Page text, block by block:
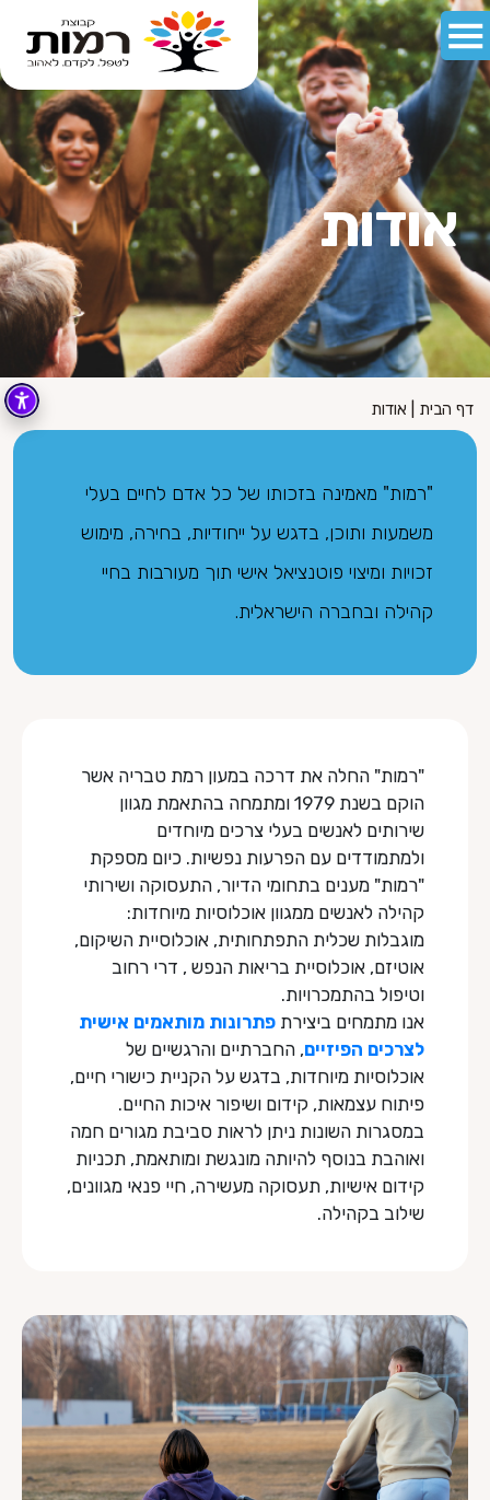
אודות
דף הבית אודות
"רמות" מאמינה בזכותו של כל אדם לחיים בעלי
משמעות ותוכן, בדגש על ייחודיות, בחירה, מימוש
זכויות ומיצוי פוטנציאל אישי תוך מעורבות בחיי
קהילה ובחברה הישראלית.
"רמות" החלה את דרכה במעון רמת טבריה אשר
הוקם בשנת 1979 ומתמחה בהתאמת מגוון
שירותים לאנשים בעלי צרכים מיוחדים
ולמתמודדים עם הפרעות נפשיות. כיום מספקת
"רמות" מענים בתחומי הדיור, התעסוקה ושירותי
קהילה לאנשים ממגוון אוכלוסיות מיוחדות:
מוגבלות שכלית התפתחותית, אוכלוסיית השיקום,
אוטיזם, אוכלוסיית בריאות הנפש , דרי רחוב
וטיפול בהתמכרויות.
אנו מתמחים ביצירת פתרונות מותאמים אישית
לצרכים הפיזיים, החברתיים והרגשיים של
אוכלוסיות מיוחדות, בדגש על הקניית כישורי חיים,
פיתוח עצמאות, קידום ושיפור איכות החיים.
במסגרות השונות ניתן לראות סביבת מגורים חמה
ואוהבת בנוסף להיותה מונגשת ומותאמת, תכניות
קידום אישיות, תעסוקה מעשירה, חיי פנאי מגוונים,
שילוב בקהילה.